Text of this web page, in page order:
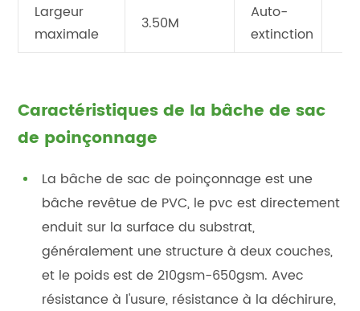
Largeur
maximale
3.50M
Auto-
extinction
Caractéristiques de la bâche de sac
de poinçonnage
La bâche de sac de poinçonnage est une
bâche revêtue de PVC, le pvc est directement
enduit sur la surface du substrat,
généralement une structure à deux couches,
et le poids est de 210gsm-650gsm. Avec
résistance à l'usure, résistance à la déchirure,